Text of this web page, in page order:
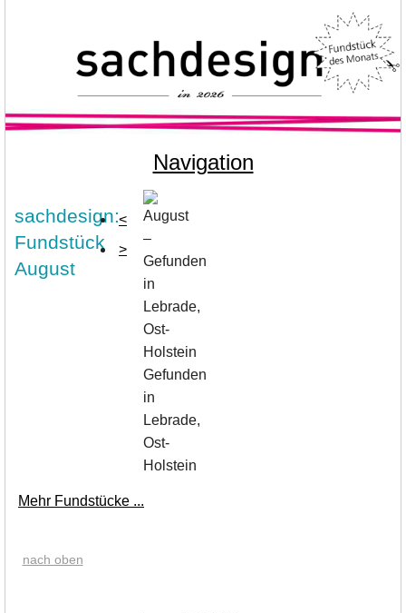
Navigation
sachdesign:
Fundstück
August
<
>
Gefunden
in
Lebrade,
Ost-
Holstein
Mehr Fundstücke ...
nach oben